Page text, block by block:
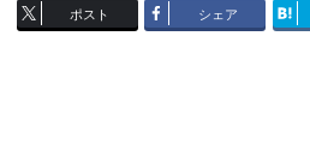
ポスト シェア